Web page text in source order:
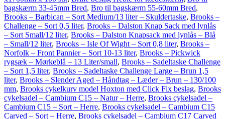
bagskærm 33-45mm Bred, Bro til bagskærm 55-60mm Bred,
Brooks – Barbican – Sort Medium/13 liter – Skuldertaske, Brooks –
Challenge – Sort 0,5 liter, Brooks – Dalston Knap Sack med lynlås
– Sort Small/12 liter, Brooks – Dalston Knapsack med lynlås – Blå
– Small/12 liter, Brooks – Isle Of Wight – Sort 0,8 liter, Brooks –
Norfolk – Front Pannier – Sort 10-13 liter, Brooks – Pickwick
rygsæk – Mørkeblå – 13 Liter/small, Brooks – Sadeltaske Challenge
– Sort 1,5 liter, Brooks – Sadeltaske Challenge Large – Brun 1,5
liter, Brooks – Slender Aged – Håndtag – Læder – Brun – 130/100
mm, Brooks cykelkurv model Hoxton med Click Fix beslag, Brooks
cykelsadel – Cambium C15 – Natur – Herre, Brooks cykelsadel –
Cambium C15 – Sort – Herre, Brooks cykelsadel – Cambium C15
Carved – Sort – Herre, Brooks cykelsadel – Cambium C17 Carved